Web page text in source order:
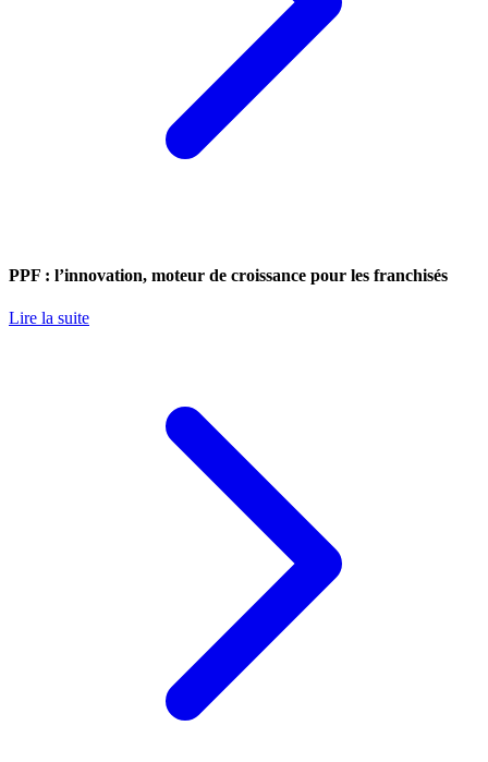
PPF : l’innovation, moteur de croissance pour les franchisés
Lire la suite